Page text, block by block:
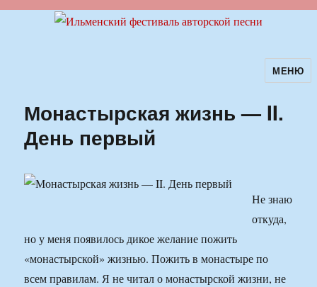
Ильменский фестиваль авторскойМЕНЮ
Монастырская жизнь — II.
День первый
Не знаю
откуда,
но у меня появилось дикое желание пожить
«монастырской» жизнью. Пожить в монастыре по
всем правилам. Я не читал о монастырской жизни, не